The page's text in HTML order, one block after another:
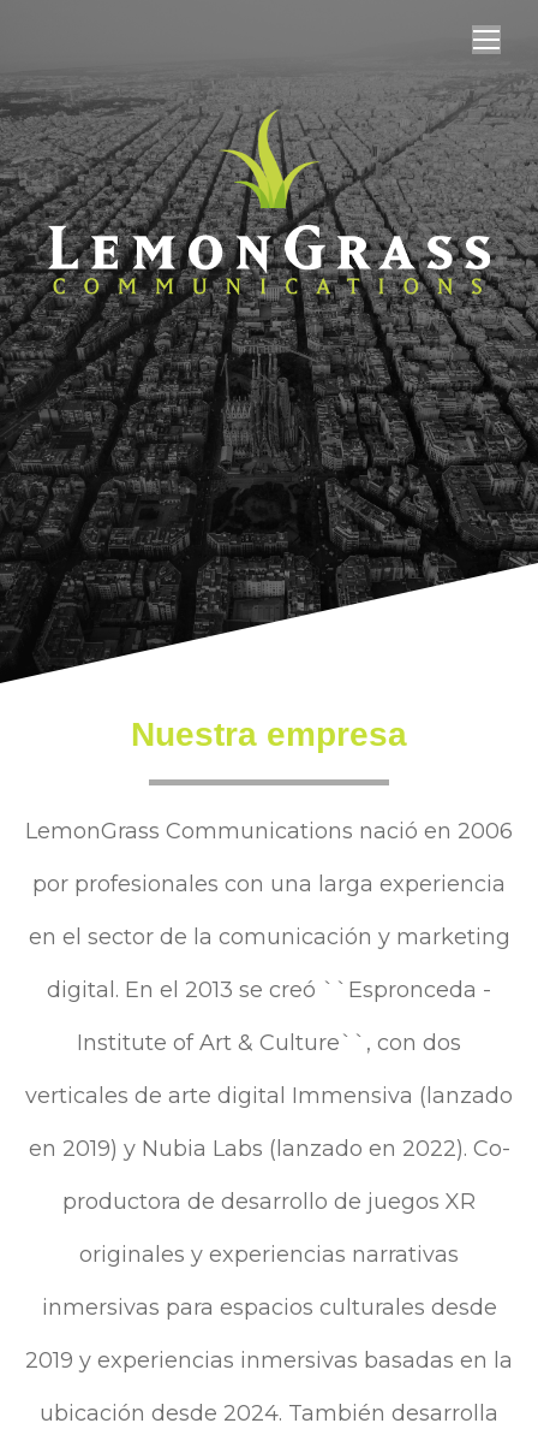
Nuestra empresa
LemonGrass Communications nació en 2006
por profesionales con una larga experiencia
en el sector de la comunicación y marketing
digital. En el 2013 se creó ``Espronceda -
Institute of Art & Culture``, con dos
verticales de arte digital Immensiva (lanzado
en 2019) y Nubia Labs (lanzado en 2022). Co-
productora de desarrollo de juegos XR
originales y experiencias narrativas
inmersivas para espacios culturales desde
2019 y experiencias inmersivas basadas en la
ubicación desde 2024. También desarrolla